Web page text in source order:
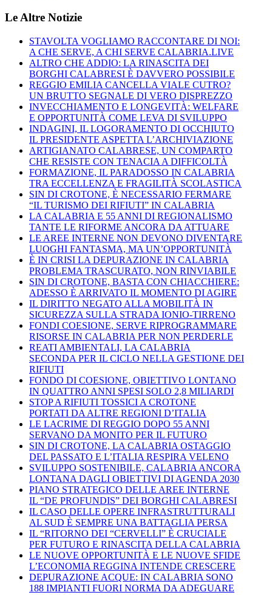
Le Altre Notizie
STAVOLTA VOGLIAMO RACCONTARE DI NOI:
A CHE SERVE, A CHI SERVE CALABRIA.LIVE
ALTRO CHE ADDIO: LA RINASCITA DEI
BORGHI CALABRESI È DAVVERO POSSIBILE
REGGIO EMILIA CANCELLA VIALE CUTRO?
UN BRUTTO SEGNALE DI VERO DISPREZZO
INVECCHIAMENTO E LONGEVITÀ: WELFARE
E OPPORTUNITÀ COME LEVA DI SVILUPPO
INDAGINI, IL LOGORAMENTO DI OCCHIUTO
IL PRESIDENTE ASPETTA L’ARCHIVIAZIONE
ARTIGIANATO CALABRESE, UN COMPARTO
CHE RESISTE CON TENACIA A DIFFICOLTÀ
FORMAZIONE, IL PARADOSSO IN CALABRIA
TRA ECCELLENZA E FRAGILITÀ SCOLASTICA
SIN DI CROTONE, È NECESSARIO FERMARE
“IL TURISMO DEI RIFIUTI” IN CALABRIA
LA CALABRIA E 55 ANNI DI REGIONALISMO
TANTE LE RIFORME ANCORA DA ATTUARE
LE AREE INTERNE NON DEVONO DIVENTARE
LUOGHI FANTASMA, MA UN’OPPORTUNITÀ
È IN CRISI LA DEPURAZIONE IN CALABRIA
PROBLEMA TRASCURATO, NON RINVIABILE
SIN DI CROTONE, BASTA CON CHIACCHIERE:
ADESSO È ARRIVATO IL MOMENTO DI AGIRE
IL DIRITTO NEGATO ALLA MOBILITÀ IN
SICUREZZA SULLA STRADA IONIO-TIRRENO
FONDI COESIONE, SERVE RIPROGRAMMARE
RISORSE IN CALABRIA PER NON PERDERLE
REATI AMBIENTALI, LA CALABRIA
SECONDA PER IL CICLO NELLA GESTIONE DEI
RIFIUTI
FONDO DI COESIONE, OBIETTIVO LONTANO
IN QUATTRO ANNI SPESI SOLO 2,8 MILIARDI
STOP A RIFIUTI TOSSICI A CROTONE
PORTATI DA ALTRE REGIONI D’ITALIA
LE LACRIME DI REGGIO DOPO 55 ANNI
SERVANO DA MONITO PER IL FUTURO
SIN DI CROTONE, LA CALABRIA OSTAGGIO
DEL PASSATO E L’ITALIA RESPIRA VELENO
SVILUPPO SOSTENIBILE, CALABRIA ANCORA
LONTANA DAGLI OBIETTIVI DI AGENDA 2030
PIANO STRATEGICO DELLE AREE INTERNE
IL “DE PROFUNDIS” DEI BORGHI CALABRESI
IL CASO DELLE OPERE INFRASTRUTTURALI
AL SUD È SEMPRE UNA BATTAGLIA PERSA
IL “RITORNO DEI “CERVELLI” È CRUCIALE
PER FUTURO E RINASCITA DELLA CALABRIA
LE NUOVE OPPORTUNITÀ E LE NUOVE SFIDE
L’ECONOMIA REGGINA INTENDE CRESCERE
DEPURAZIONE ACQUE: IN CALABRIA SONO
188 IMPIANTI FUORI NORMA DA ADEGUARE